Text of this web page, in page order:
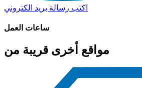
اكتب رسالة بريد الكتروني
ساعات العمل
مواقع أخرى قريبة من